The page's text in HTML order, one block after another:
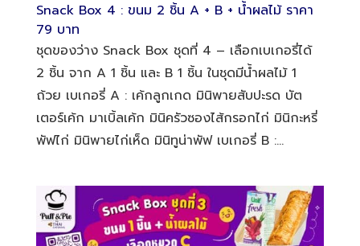
Snack Box 4 : ขนม 2 ชิ้น A + B + น้ำผลไม้ ราคา
79 บาท
ชุดของว่าง Snack Box ชุดที่ 4 – เลือกเบเกอรี่ได้
2 ชิ้น จาก A 1 ชิ้น และ B 1 ชิ้น ในชุดมีน้ำผลไม้ 1
ถ้วย เบเกอรี่ A : เค้กลูกเกด มินิพายสับปะรด บัต
เตอร์เค้ก มาเบิ้ลเค้ก มินิครัวซองไส้กรอกไก่ มินิกะหรี่
พัฟไก่ มินิพายไก่เห็ด มินิทูน่าพัฟ เบเกอรี่ B :...